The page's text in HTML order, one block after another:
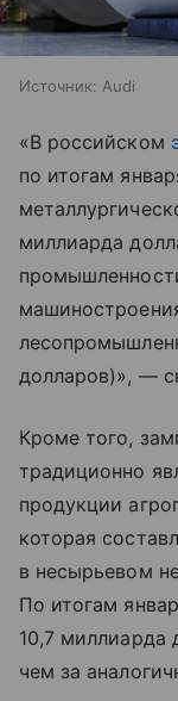
Источник: Audi
«В российском
по итогам
миллиарда
долларов)», —
Кроме того,
традиционно
продукции
которая
в несырьевом
По итогам
10,7 миллиарда
чем за